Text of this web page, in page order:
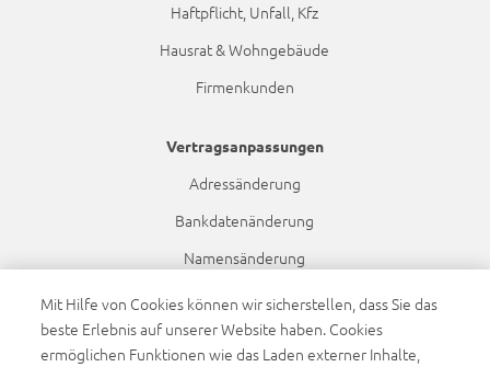
Haftpflicht, Unfall, Kfz
Hausrat & Wohngebäude
Firmenkunden
Vertragsanpassungen
Adressänderung
Bankdatenänderung
Namensänderung
Dynamikanpassung
Sponsoring
Mit Hilfe von Cookies können wir sicherstellen, dass Sie das
beste Erlebnis auf unserer Website haben. Cookies
ermöglichen Funktionen wie das Laden externer Inhalte,